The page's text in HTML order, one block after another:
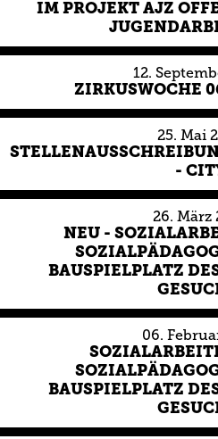
IM PROJEKT AJZ
12.
ZIRKUSWOCHE
25. Mai
-
26. März
NEU -
BAUSPIELPLATZ
06.
BAUSPIELPLATZ